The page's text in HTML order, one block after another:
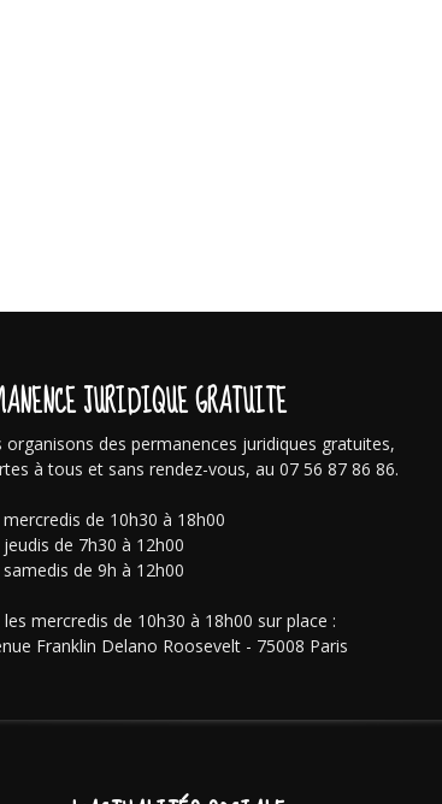
JURIDIQUE GRATUITE
organisons des permanences juridiques gratuites,
à tous et sans rendez-vous, au 07 56 87 86 86.
mercredis de 10h30 à 18h00
de 7h30 à 12h00
de 9h à 12h00
les mercredis de 10h30 à 18h00 sur place :
Franklin Delano Roosevelt - 75008 Paris